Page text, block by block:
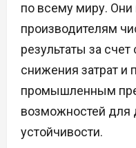
по всему миру.
производителям
результаты за
снижения затрат и
промышленным
возможностей для
устойчивости.